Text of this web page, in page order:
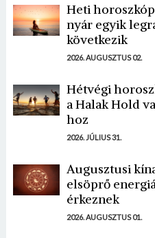
Heti
nyár egyik
következik
2026. AUGUSZTUS 02.
Hétvégi
a Halak Hold
hoz
2026. JÚLIUS 31.
Augusztusi
elsöprő
érkeznek
2026. AUGUSZTUS 01.